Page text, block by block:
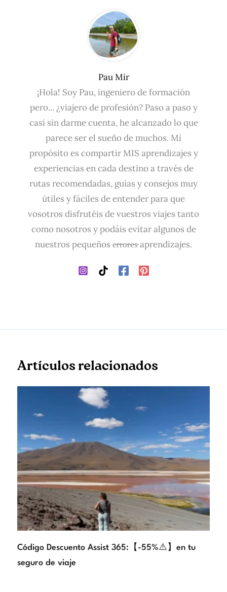
Pau Mir
¡Hola! Soy Pau, ingeniero de formación
pero... ¿viajero de profesión? Paso a paso y
casi sin darme cuenta, he alcanzado lo que
parece ser el sueño de muchos. Mi
propósito es compartir MIS aprendizajes y
experiencias en cada destino a través de
rutas recomendadas, guías y consejos muy
útiles y fáciles de entender para que
vosotros disfrutéis de vuestros viajes tanto
como nosotros y podáis evitar algunos de
nuestros pequeños e̵r̵r̵o̵r̵e̵s̵ aprendizajes.
Artículos relacionados
Código Descuento Assist 365:【-55%⚠️】en tu
seguro de viaje